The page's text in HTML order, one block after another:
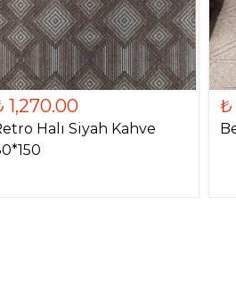
1,270.00
Halı Siyah Kahve
₺